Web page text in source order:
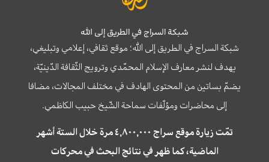
شبكة السراج في الطريق إلى الله
شبكة السراج في الطريق إلى الله؛ موقع ثقافي، إعلامي وتبليغي،
يهدف لنشر معارف الإسلام المحمّدي وترويج الثّقافة الدّينيّة،
يضمّ بساتين من المحتوى الهادف في مختلف المجالات، مضافا
إلى محاضرات ومؤلّفات سماحة الشّيخ حبيب الكاظمي.
تمّت زيارة موقع سراج ٤,٨٠٠,٠٠٠ مرة خلال الستة أشهر
الماضية، كما ظهر في نتائج البحث في محركات